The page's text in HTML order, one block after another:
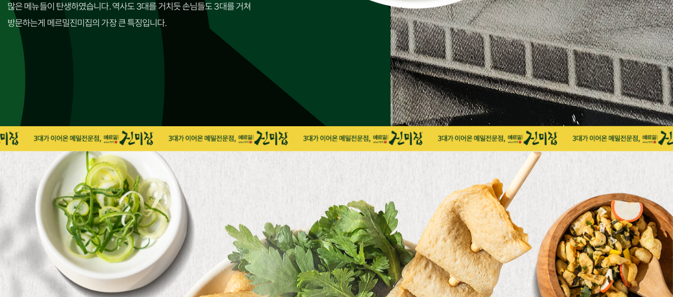
많은 메뉴들이 탄생하였습니다. 역사도 3대를 거치듯 손님들도 3대를 거쳐
방문하는게 메르밀진미집의 가장 큰 특징입니다.